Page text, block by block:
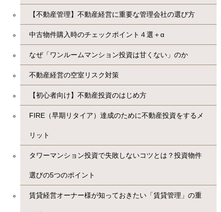
【不動産管理】不動産経営に重要な管理会社の選び方
中古物件購入時のチェックポイント４選＋α
なぜ「ワンルームマンション投資は甘くない」のか
不動産経営の空室リスク対策
【初心者向け】不動産投資のはじめ方
FIRE（早期リタイア）達成のために不動産投資をするメ
リット
タワーマンション投資で失敗しないコツとは？投資物件
選びの5つのポイント
賃貸経営オーナー様が知っておきたい「賃貸管理」の重